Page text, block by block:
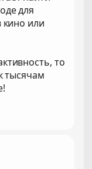
для
кино или
то
тысячам